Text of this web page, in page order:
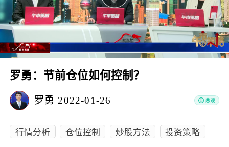
罗勇：节前仓位如何控制？
罗勇 2022-01-26
行情分析 仓位控制 炒股方法
投资策略